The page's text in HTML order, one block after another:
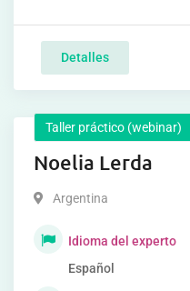
Detalles
Taller práctico (webinar)
Noelia Lerda
Argentina
Idioma del experto
Español